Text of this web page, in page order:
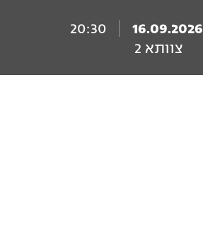
16.09.2026
20:30
צוותא 2